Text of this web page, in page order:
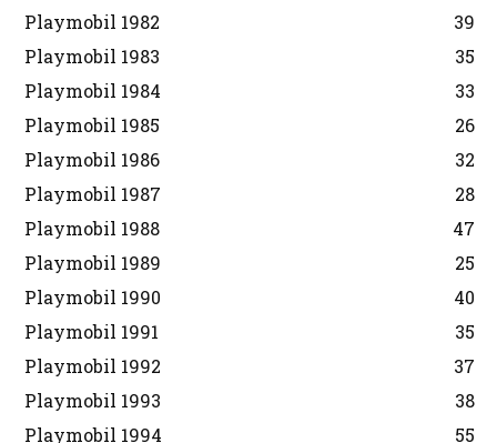
Playmobil 1982
39
Playmobil 1983
35
Playmobil 1984
33
Playmobil 1985
26
Playmobil 1986
32
Playmobil 1987
28
Playmobil 1988
47
Playmobil 1989
25
Playmobil 1990
40
Playmobil 1991
35
Playmobil 1992
37
Playmobil 1993
38
Playmobil 1994
55